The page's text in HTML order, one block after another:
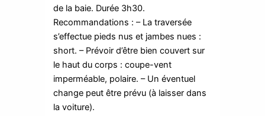
de la baie. Durée 3h30.
Recommandations : – La traversée
s’effectue pieds nus et jambes nues :
short. – Prévoir d’être bien couvert sur
le haut du corps : coupe-vent
imperméable, polaire. – Un éventuel
change peut être prévu (à laisser dans
la voiture).